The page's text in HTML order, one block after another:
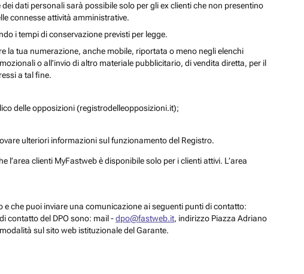
dati personali sarà possibile solo per gli ex clienti che non presentino
connesse attività amministrative.
i tempi di conservazione previsti per legge.
la tua numerazione, anche mobile, riportata o meno negli elenchi
o all’invio di altro materiale pubblicitario, di vendita diretta, per il
a tal fine.
delle opposizioni (registrodelleopposizioni.it);
ulteriori informazioni sul funzionamento del Registro.
clienti MyFastweb è disponibile solo per i clienti attivi. L’area
che puoi inviare una comunicazione ai seguenti punti di contatto:
contatto del DPO sono: mail -dpo@fastweb.it, indirizzo Piazza Adriano
sul sito web istituzionale del Garante.